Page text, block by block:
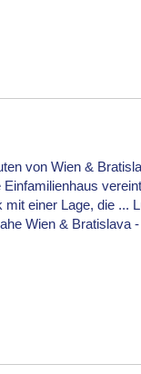
von Wien &
einer Lage, die ...
Wien & Bratislava